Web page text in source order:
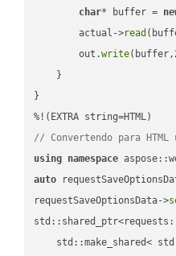
char* buffer =
        actual->
read
        out.
write(buffer,
    }
}
// Convertendo para HTML
using namespace
auto
requestSaveOptionsData->
std::make_shared<